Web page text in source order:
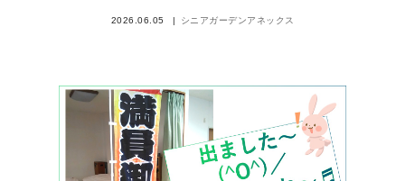
2026.06.05 シニアガーデンアネックス